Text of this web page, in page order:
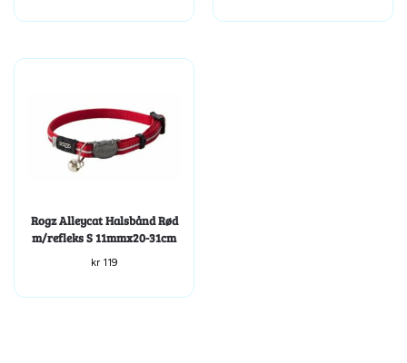
Rogz Alleycat Halsbånd Rød
m/refleks S 11mmx20-31cm
kr119